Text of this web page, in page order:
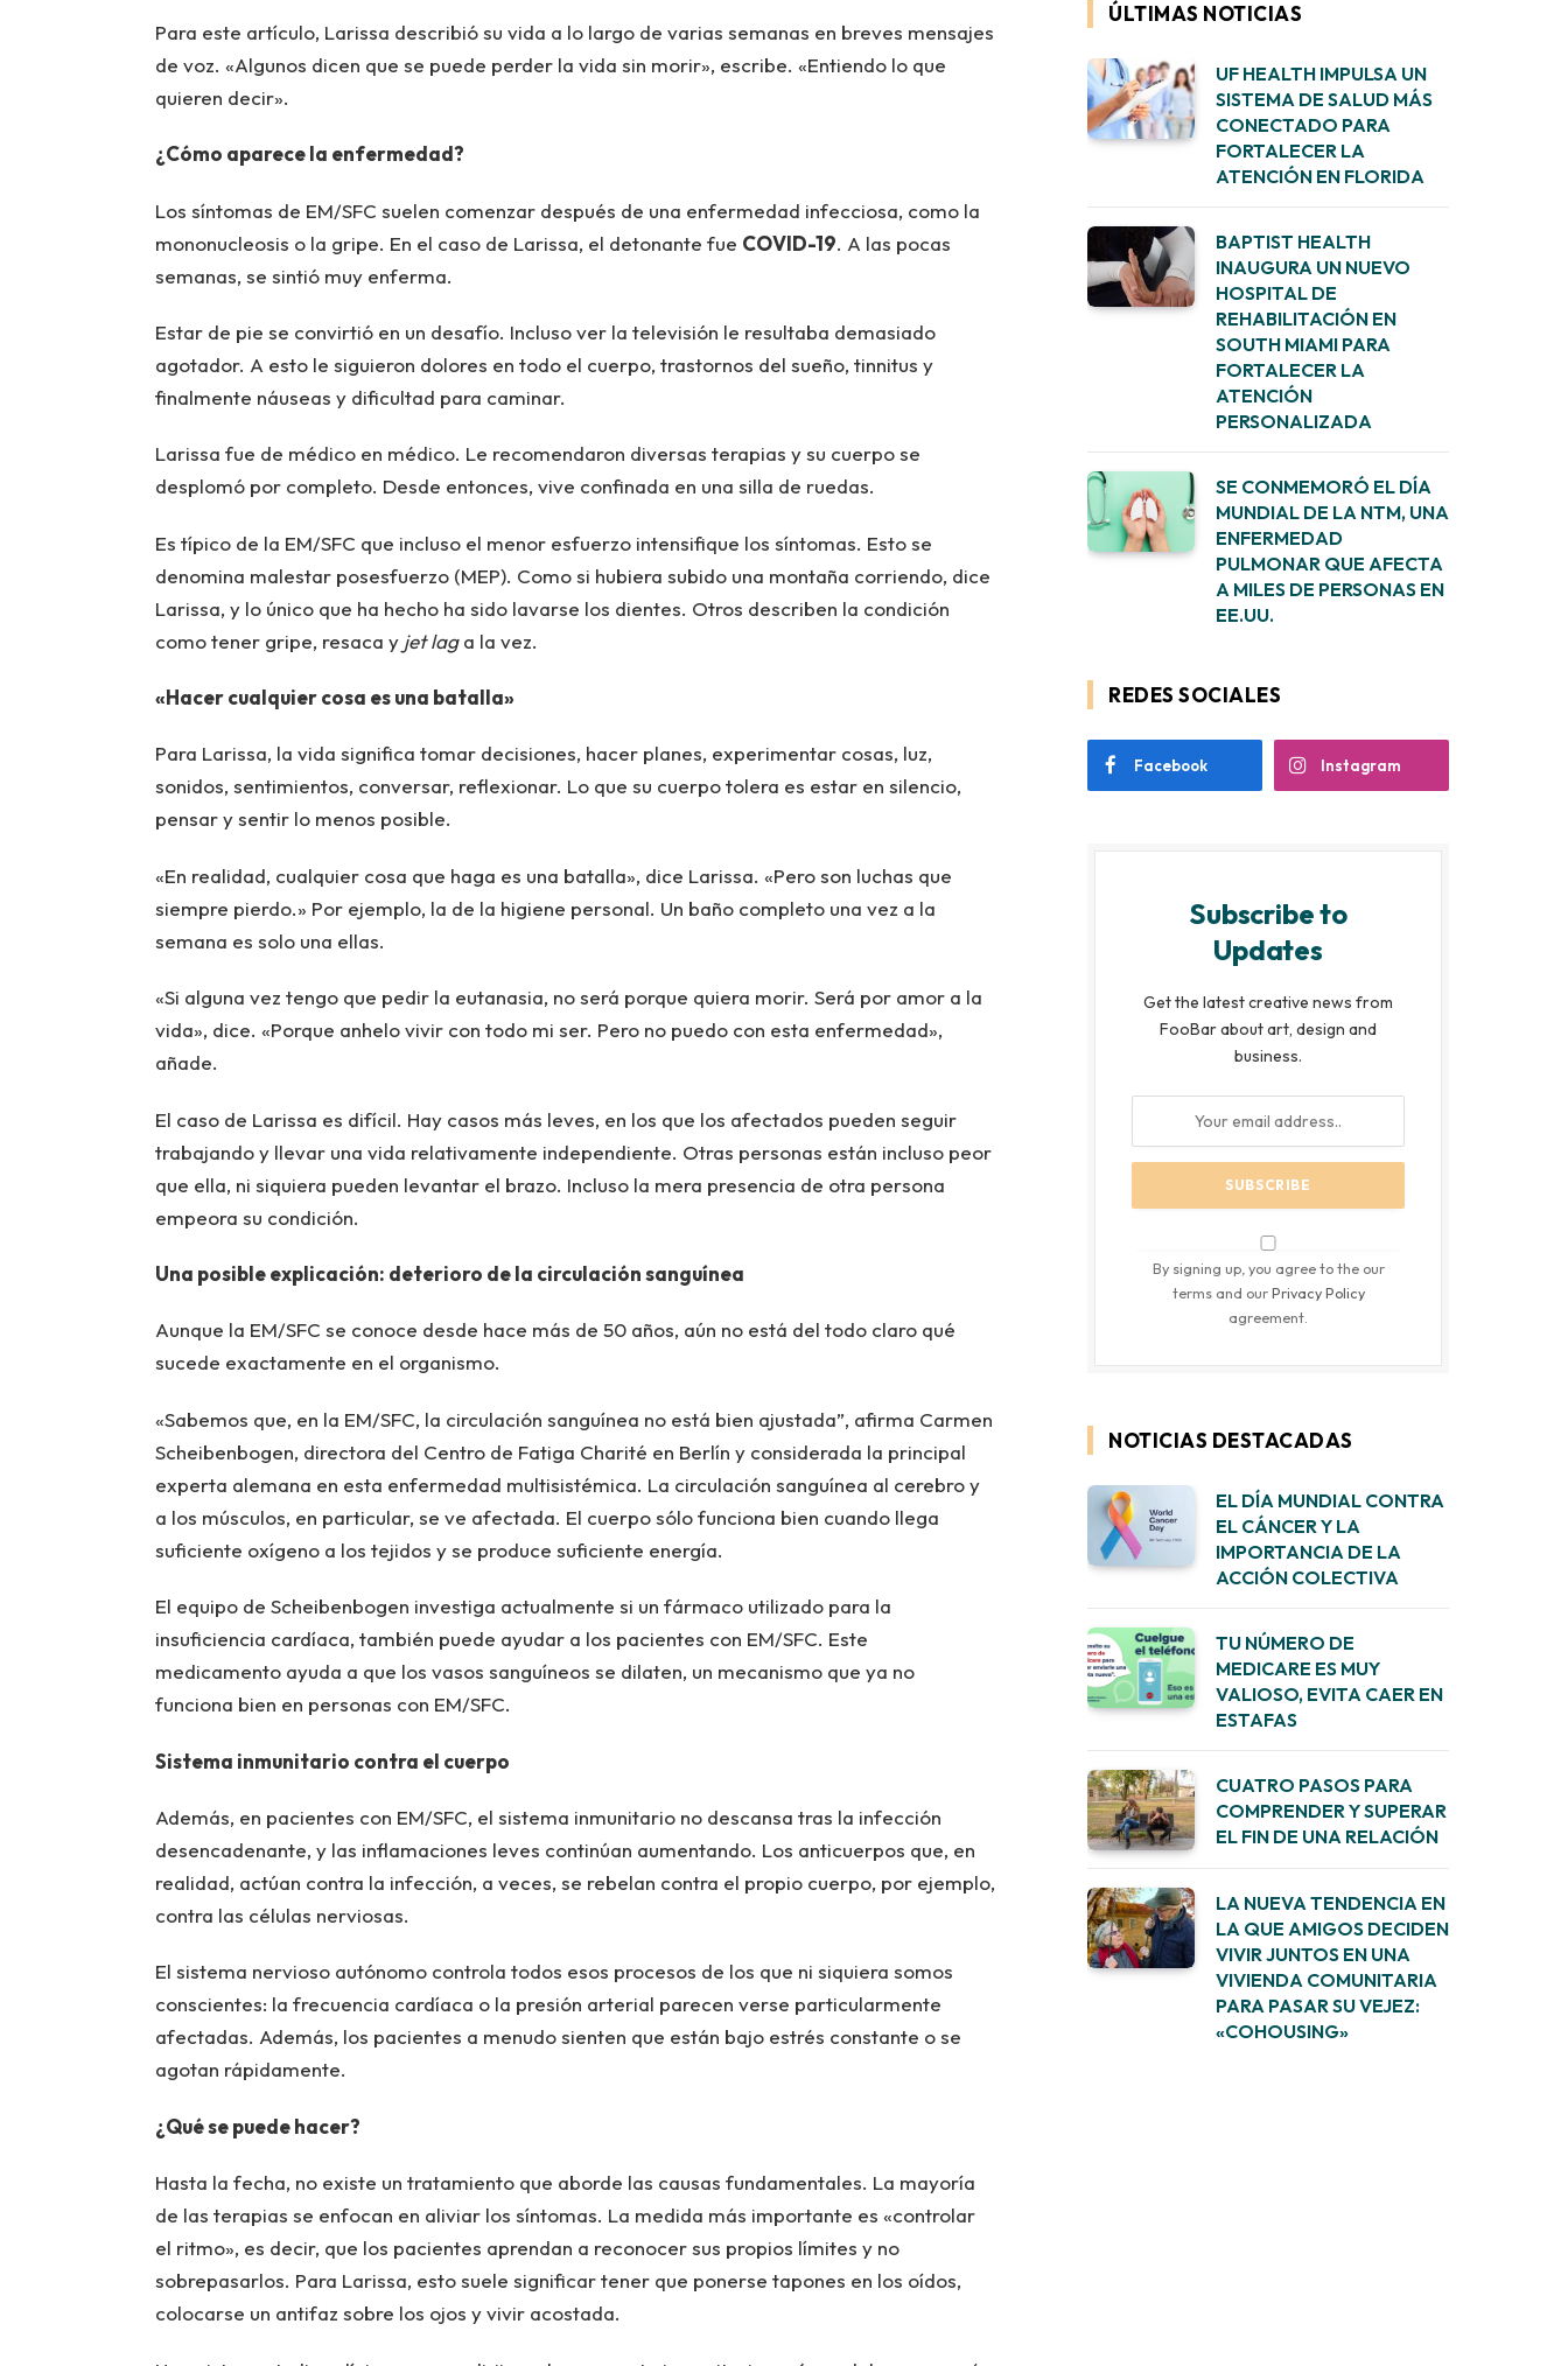
Para este artículo, Larissa describió su vida a lo largo de varias semanas en breves mensajes
de voz. «Algunos dicen que se puede perder la vida sin morir», escribe. «Entiendo lo que
quieren decir».
¿Cómo aparece la enfermedad?
Los síntomas de EM/SFC suelen comenzar después de una enfermedad infecciosa, como la
mononucleosis o la gripe. En el caso de Larissa, el detonante fue COVID-19. A las pocas
semanas, se sintió muy enferma.
Estar de pie se convirtió en un desafío. Incluso ver la televisión le resultaba demasiado
agotador. A esto le siguieron dolores en todo el cuerpo, trastornos del sueño, tinnitus y
finalmente náuseas y dificultad para caminar.
Larissa fue de médico en médico. Le recomendaron diversas terapias y su cuerpo se
desplomó por completo. Desde entonces, vive confinada en una silla de ruedas.
Es típico de la EM/SFC que incluso el menor esfuerzo intensifique los síntomas. Esto se
denomina malestar posesfuerzo (MEP). Como si hubiera subido una montaña corriendo, dice
Larissa, y lo único que ha hecho ha sido lavarse los dientes. Otros describen la condición
como tener gripe, resaca y jet laga la vez.
«Hacer cualquier cosa es una batalla»
Para Larissa, la vida significa tomar decisiones, hacer planes, experimentar cosas, luz,
sonidos, sentimientos, conversar, reflexionar. Lo que su cuerpo tolera es estar en silencio,
pensar y sentir lo menos posible.
«En realidad, cualquier cosa que haga es una batalla», dice Larissa. «Pero son luchas que
siempre pierdo.» Por ejemplo, la de la higiene personal. Un baño completo una vez a la
semana es solo una ellas.
«Si alguna vez tengo que pedir la eutanasia, no será porque quiera morir. Será por amor a la
vida», dice. «Porque anhelo vivir con todo mi ser. Pero no puedo con esta enfermedad»,
añade.
El caso de Larissa es difícil. Hay casos más leves, en los que los afectados pueden seguir
trabajando y llevar una vida relativamente independiente. Otras personas están incluso peor
que ella, ni siquiera pueden levantar el brazo. Incluso la mera presencia de otra persona
empeora su condición.
Una posible explicación: deterioro de la circulación sanguínea
Aunque la EM/SFC se conoce desde hace más de 50 años, aún no está del todo claro qué
sucede exactamente en el organismo.
«Sabemos que, en la EM/SFC, la circulación sanguínea no está bien ajustada”, afirma Carmen
Scheibenbogen, directora del Centro de Fatiga Charité en Berlín y considerada la principal
experta alemana en esta enfermedad multisistémica. La circulación sanguínea al cerebro y
a los músculos, en particular, se ve afectada. El cuerpo sólo funciona bien cuando llega
suficiente oxígeno a los tejidos y se produce suficiente energía.
El equipo de Scheibenbogen investiga actualmente si un fármaco utilizado para la
insuficiencia cardíaca, también puede ayudar a los pacientes con EM/SFC. Este
medicamento ayuda a que los vasos sanguíneos se dilaten, un mecanismo que ya no
funciona bien en personas con EM/SFC.
Sistema inmunitario contra el cuerpo
Además, en pacientes con EM/SFC, el sistema inmunitario no descansa tras la infección
desencadenante, y las inflamaciones leves continúan aumentando. Los anticuerpos que, en
realidad, actúan contra la infección, a veces, se rebelan contra el propio cuerpo, por ejemplo,
contra las células nerviosas.
El sistema nervioso autónomo controla todos esos procesos de los que ni siquiera somos
conscientes: la frecuencia cardíaca o la presión arterial parecen verse particularmente
afectadas. Además, los pacientes a menudo sienten que están bajo estrés constante o se
agotan rápidamente.
¿Qué se puede hacer?
Hasta la fecha, no existe un tratamiento que aborde las causas fundamentales. La mayoría
de las terapias se enfocan en aliviar los síntomas. La medida más importante es «controlar
el ritmo», es decir, que los pacientes aprendan a reconocer sus propios límites y no
sobrepasarlos. Para Larissa, esto suele significar tener que ponerse tapones en los oídos,
colocarse un antifaz sobre los ojos y vivir acostada.
ÚLTIMAS NOTICIAS
UF HEALTH IMPULSA UN
SISTEMA DE SALUD MÁS
CONECTADO PARA
FORTALECER LA
ATENCIÓN EN FLORIDA
BAPTIST HEALTH
INAUGURA UN NUEVO
HOSPITAL DE
REHABILITACIÓN EN
SOUTH MIAMI PARA
FORTALECER LA
ATENCIÓN
PERSONALIZADA
SE CONMEMORÓ EL DÍA
MUNDIAL DE LA NTM, UNA
ENFERMEDAD
PULMONAR QUE AFECTA
A MILES DE PERSONAS EN
EE.UU.
REDES SOCIALES
Facebook Instagram
Subscribe to
Updates
Get the latest creative news from
FooBar about art, design and
business.
By signing up, you agree to the our
terms and ourPrivacy Policy
agreement.
NOTICIAS DESTACADAS
EL DÍA MUNDIAL CONTRA
EL CÁNCER Y LA
IMPORTANCIA DE LA
ACCIÓN COLECTIVA
TU NÚMERO DE
MEDICARE ES MUY
VALIOSO, EVITA CAER EN
ESTAFAS
CUATRO PASOS PARA
COMPRENDER Y SUPERAR
EL FIN DE UNA RELACIÓN
LA NUEVA TENDENCIA EN
LA QUE AMIGOS DECIDEN
VIVIR JUNTOS EN UNA
VIVIENDA COMUNITARIA
PARA PASAR SU VEJEZ:
«COHOUSING»